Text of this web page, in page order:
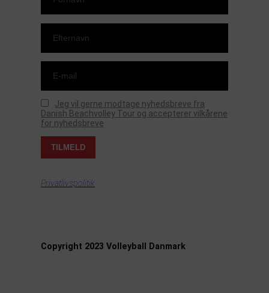
Jeg vil gerne modtage nyhedsbreve fra
Danish Beachvolley Tour og accepterer vilkårene
for nyhedsbreve
Privatlivspolitik
Copyright 2023 Volleyball Danmark